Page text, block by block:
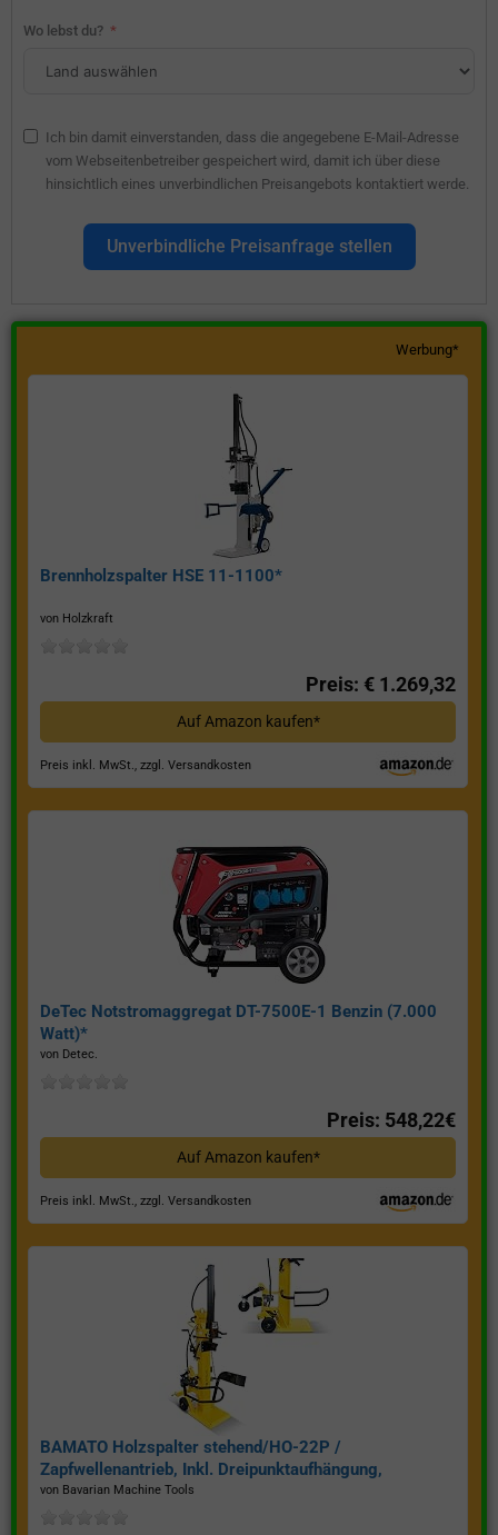
Wo lebst du?
Ich bin damit einverstanden, dass die angegebene E-Mail-Adresse
vom Webseitenbetreiber gespeichert wird, damit ich über diese
hinsichtlich eines unverbindlichen Preisangebots kontaktiert werde.
Unverbindliche Preisanfrage stellen
Werbung*
Brennholzspalter HSE 11-1100*
von Holzkraft
Preis: € 1.269,32
Auf Amazon kaufen*
Preis inkl. MwSt., zzgl. Versandkosten
DeTec Notstromaggregat DT-7500E-1 Benzin (7.000
Watt)*
von Detec.
Preis: 548,22€
Auf Amazon kaufen*
Preis inkl. MwSt., zzgl. Versandkosten
BAMATO Holzspalter stehend/HO-22P /
Zapfwellenantrieb, Inkl. Dreipunktaufhängung,
Spaltkraft 22 Tonnen*
von Bavarian Machine Tools